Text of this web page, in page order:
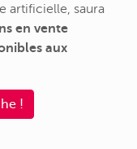
artificielle, saura
en vente
aux
!